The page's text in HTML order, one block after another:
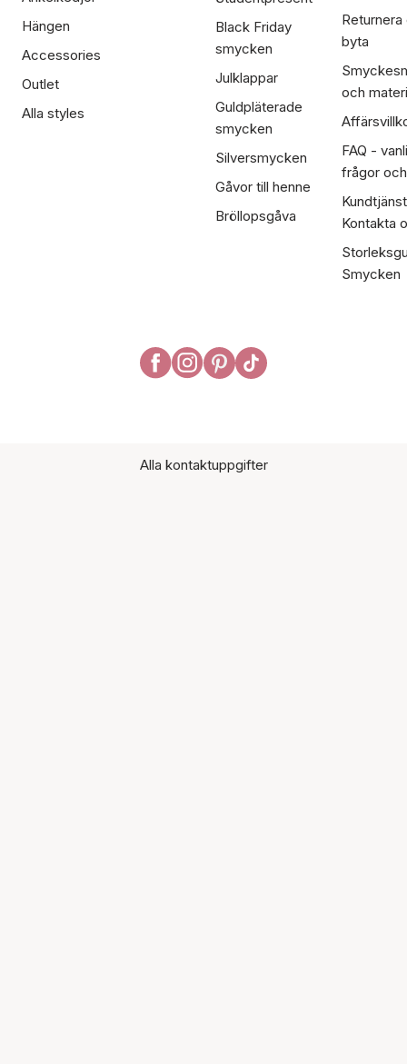
Hängen
Accessories
Outlet
Alla styles
Black Friday
smycken
Julklappar
Guldpläterade
smycken
Silversmycken
Gåvor till henne
Bröllopsgåva
Returnera
byta
och
FAQ -
frågor
Kontakta
Smycken
Alla kontaktuppgifter